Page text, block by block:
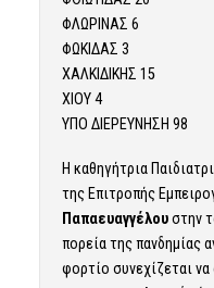
ΦΛΩΡΙΝΑΣ 6
ΦΩΚΙΔΑΣ 3
ΧΑΛΚΙΔΙΚΗΣ 15
ΧΙΟΥ 4
ΥΠΟ ΔΙΕΡΕΥΝΗΣΗ 98
Η καθηγήτρια
της Επιτροπής
Παπαευαγγέλουστην
πορεία της πανδημίας
φορτίο συνεχίζεται